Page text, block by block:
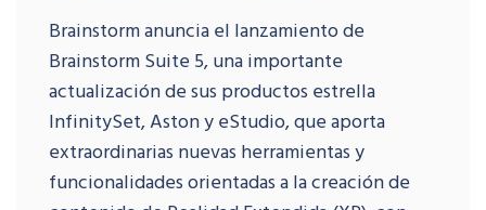
Brainstorm anuncia el lanzamiento de
Brainstorm Suite 5, una importante
actualización de sus productos estrella
InfinitySet, Aston y eStudio, que aporta
extraordinarias nuevas herramientas y
funcionalidades orientadas a la creación de